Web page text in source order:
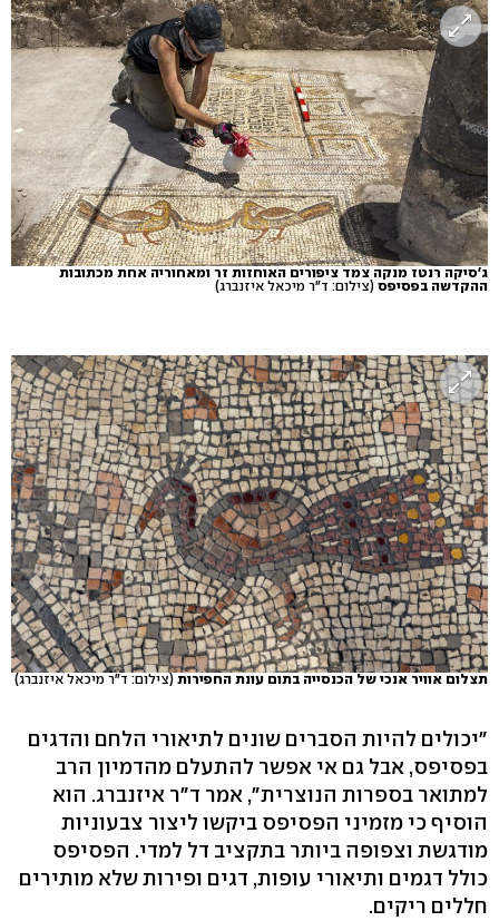
ג'סיקה רנטז מנקה צמד ציפורים האוחזות זר ומאחוריה אחת מכתובות
ההקדשה בפסיפס (צילום: ד"ר מיכאל איזנברג)
תצלום אוויר אנכי של הכנסייה בתום עונת החפירות (צילום: ד"ר מיכאל איזנברג)
"יכולים להיות הסברים שונים לתיאורי הלחם והדגים
בפסיפס, אבל גם אי אפשר להתעלם מהדמיון הרב
למתואר בספרות הנוצרית", אמר ד"ר איזנברג. הוא
הוסיף כי מזמיני הפסיפס ביקשו ליצור צבעוניות
מודגשת וצפופה ביותר בתקציב דל למדי. הפסיפס
כולל דגמים ותיאורי עופות, דגים ופירות שלא מותירים
חללים ריקים.